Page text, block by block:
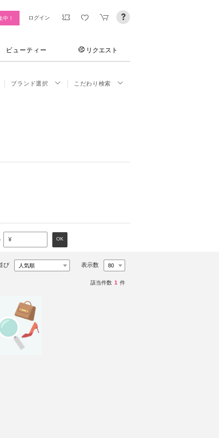
中！ ログイン
ビューティー リクエスト
ブランド選択 こだわり検索
¥ OK
び 表示数
該当件数 1 件